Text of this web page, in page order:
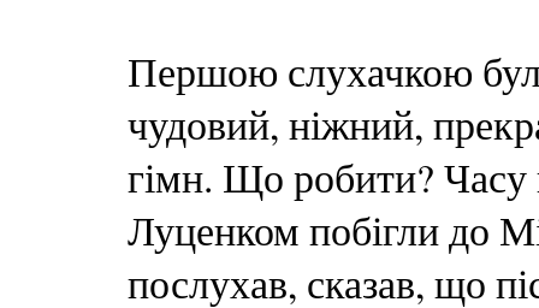
Першою слухачкою
чудовий, ніжний,
гімн. Що робити?
Луценком побігли до
послухав, сказав, що